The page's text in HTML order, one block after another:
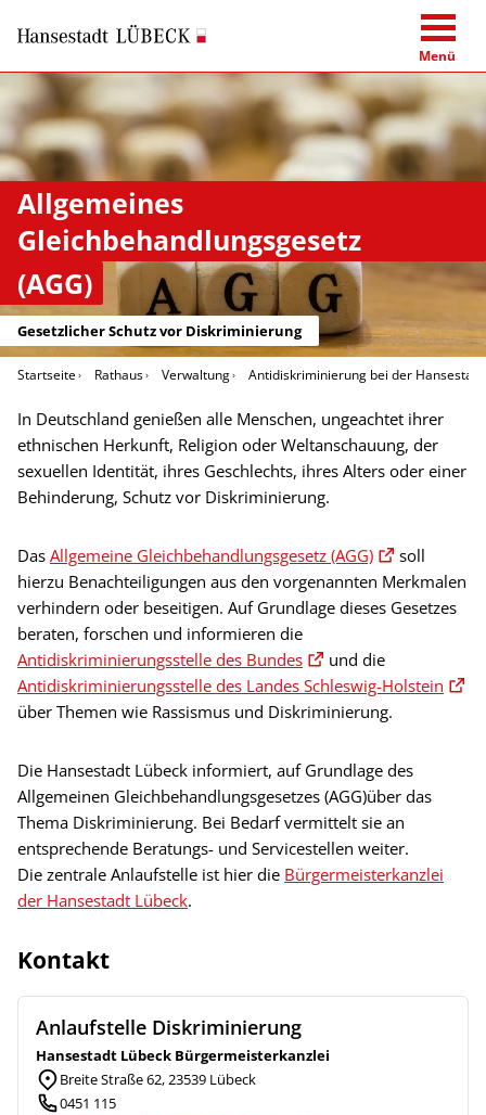
Menü
Allgemeines
Gleichbehandlungsgesetz
(AGG)
Gesetzlicher Schutz vor Diskriminierung
Startseite Rathaus Verwaltung Antidiskriminierung bei der
In Deutschland genießen alle Menschen, ungeachtet ihrer
ethnischen Herkunft, Religion oder Weltanschauung, der
sexuellen Identität, ihres Geschlechts, ihres Alters oder einer
Behinderung, Schutz vor Diskriminierung.
Das Allgemeine Gleichbehandlungsgesetz (AGG)
soll
hierzu Benachteiligungen aus den vorgenannten Merkmalen
verhindern oder beseitigen. Auf Grundlage dieses Gesetzes
beraten, forschen und informieren die
Antidiskriminierungsstelle des Bundes
und die
Antidiskriminierungsstelle des Landes Schleswig-Holstein
über Themen wie Rassismus und Diskriminierung.
Die Hansestadt Lübeck informiert, auf Grundlage des
Allgemeinen Gleichbehandlungsgesetzes (AGG)über das
Thema Diskriminierung. Bei Bedarf vermittelt sie an
entsprechende Beratungs- und Servicestellen weiter.
Die zentrale Anlaufstelle ist hier die Bürgermeisterkanzlei
der Hansestadt Lübeck.
Kontakt
Anlaufstelle Diskriminierung
Hansestadt Lübeck Bürgermeisterkanzlei
Breite Straße 62, 23539 Lübeck
0451 115